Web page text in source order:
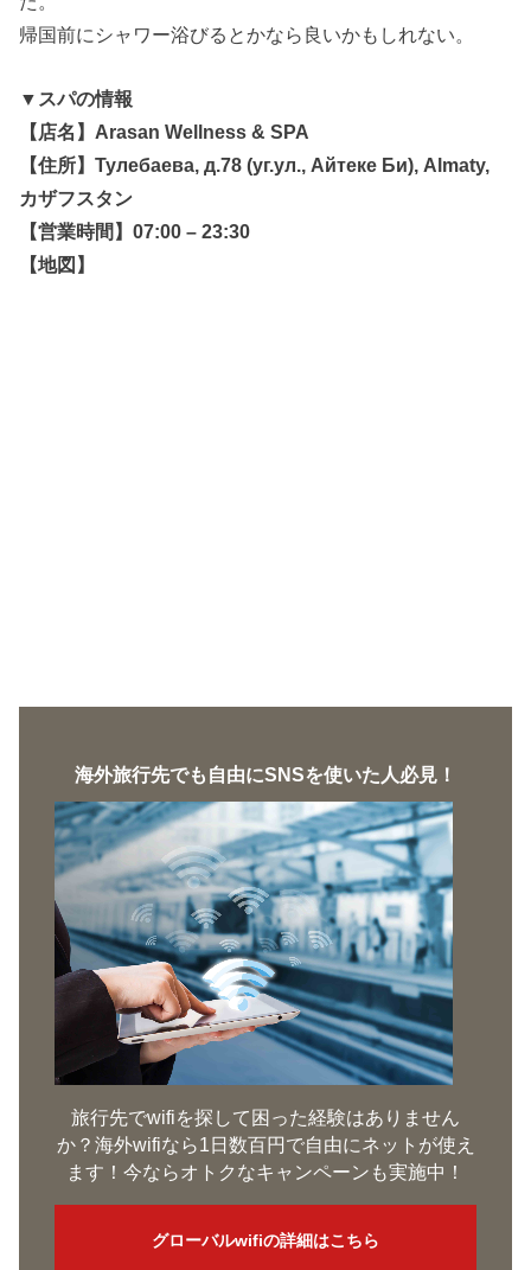
帰国前にシャワー浴びるとかなら良いかもしれない。
▼スパの情報
【店名】Arasan Wellness & SPA
【住所】Тулебаева, д.78 (уг.ул., Айтеке Би), Almaty,
カザフスタン
【営業時間】07:00 – 23:30
【地図】
海外旅行先でも自由にSNSを使いた人必見！
旅行先でwifiを探して困った経験はありません
か？海外wifiなら1日数百円で自由にネットが使え
ます！今ならオトクなキャンペーンも実施中！
グローバルwifiの詳細はこちら